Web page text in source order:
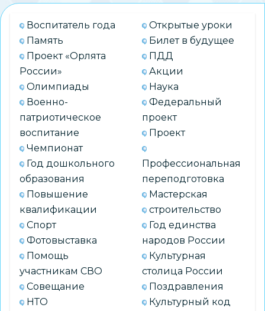
игр
КВН
«Зелёной
Воспитатель года
Память
Проект «Орлята
России»
Олимпиады
Военно-
патриотическое
воспитание
Чемпионат
Год дошкольного
образования
Повышение
квалификации
Спорт
Фотовыставка
Помощь
участникам СВО
Совещание
НТО
Открытые уроки
Билет в будущее
ПДД
Акции
Наука
Федеральный
проект
Проект
Профессиональная
переподготовка
Мастерская
строительство
Год единства
народов России
Культурная
столица России
Поздравления
Культурный код